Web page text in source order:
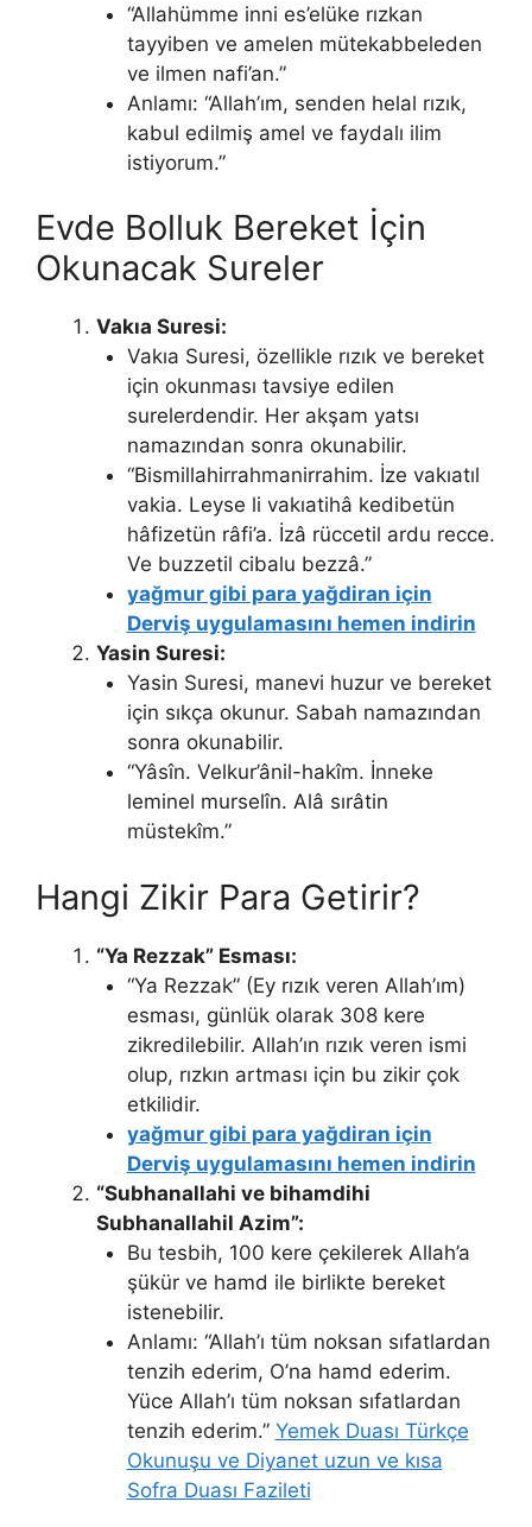
“Allahümme inni es’elüke rızkan
tayyiben ve amelen mütekabbeleden
ve ilmen nafi’an.”
Anlamı: “Allah’ım, senden helal rızık,
kabul edilmiş amel ve faydalı ilim
istiyorum.”
Evde Bolluk Bereket İçin
Okunacak Sureler
Vakıa Suresi:
Vakıa Suresi, özellikle rızık ve bereket
için okunması tavsiye edilen
surelerdendir. Her akşam yatsı
namazından sonra okunabilir.
“Bismillahirrahmanirrahim. İze vakıatıl
vakia. Leyse li vakıatihâ kedibetün
hâfizetün râfi’a. İzâ rüccetil ardu recce.
Ve buzzetil cibalu bezzâ.”
yağmur gibi para yağdiran için
Derviş uygulamasını hemen indirin
Yasin Suresi:
Yasin Suresi, manevi huzur ve bereket
için sıkça okunur. Sabah namazından
sonra okunabilir.
“Yâsîn. Velkur’ânil-hakîm. İnneke
leminel murselîn. Alâ sırâtin
müstekîm.”
Hangi Zikir Para Getirir?
“Ya Rezzak” Esması:
“Ya Rezzak” (Ey rızık veren Allah’ım)
esması, günlük olarak 308 kere
zikredilebilir. Allah’ın rızık veren ismi
olup, rızkın artması için bu zikir çok
etkilidir.
yağmur gibi para yağdiran için
Derviş uygulamasını hemen indirin
“Subhanallahi ve bihamdihi
Subhanallahil Azim”:
Bu tesbih, 100 kere çekilerek Allah’a
şükür ve hamd ile birlikte bereket
istenebilir.
Anlamı: “Allah’ı tüm noksan sıfatlardan
tenzih ederim, O’na hamd ederim.
Yüce Allah’ı tüm noksan sıfatlardan
tenzih ederim.” Yemek Duası Türkçe
Okunuşu ve Diyanet uzun ve kısa
Sofra Duası Fazileti